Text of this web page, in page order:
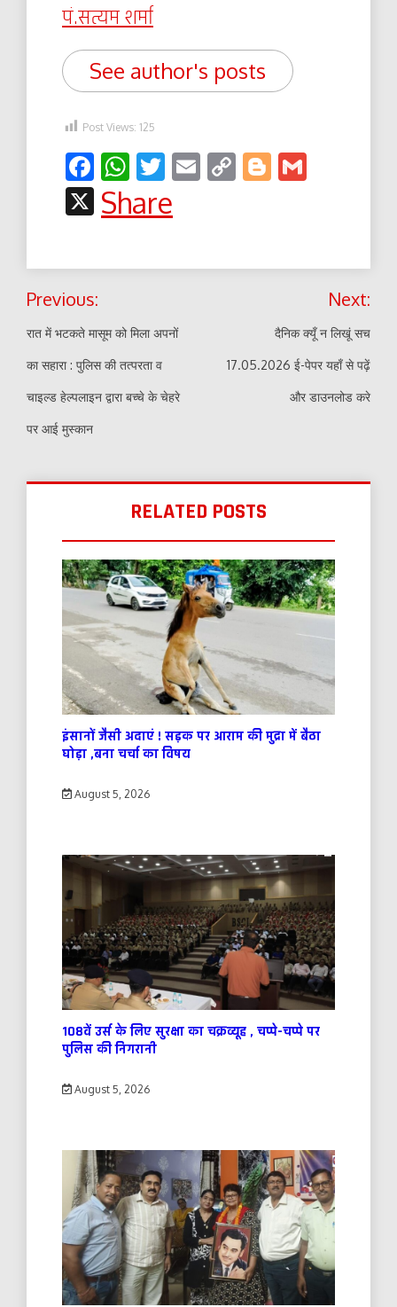
पं.सत्यम शर्मा
See author's posts
Post Views: 125
Facebook
WhatsApp
Twitter
EmailCopyBlogger
X
Share
Post
navigation
Previous:
रात में भटकते मासूम को मिला अपनों
का सहारा : पुलिस की तत्परता व
चाइल्ड हेल्पलाइन द्वारा बच्चे के चेहरे
पर आई मुस्कान
Next:
दैनिक क्यूँ न लिखूं सच
17.05.2026 ई-पेपर यहाँ से पढ़ें
और डाउनलोड करे
RELATED POSTS
इंसानों जैसी अदाएं ! सड़क पर आराम की मुद्रा में बैठा
घोड़ा ,बना चर्चा का विषय
August 5, 2026
108वें उर्स के लिए सुरक्षा का चक्रव्यूह , चप्पे-चप्पे पर
पुलिस की निगरानी
August 5, 2026